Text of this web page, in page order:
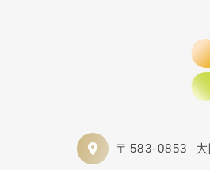
〒583-0853